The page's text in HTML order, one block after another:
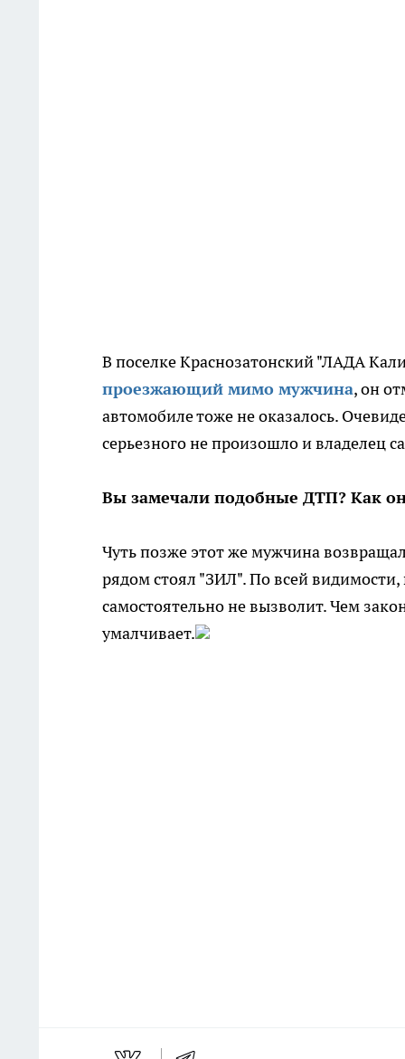
В поселке Краснозатонский "ЛАДА
проезжающий мимо мужчина, он
автомобиле тоже не оказалось.
серьезного не произошло и владелец
Вы замечали подобные ДТП? Как
Чуть позже этот же мужчина
рядом стоял "ЗИЛ". По всей
самостоятельно не вызволит. Чем
умалчивает.